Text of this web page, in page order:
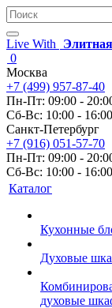
Live With
0
Москва
+7 (499) 957-87-40
Пн-Пт: 09:00 -
Сб-Вс: 10:00 - 16:00
Санкт-Петербург
+7 (916) 051-57-70
Пн-Пт: 09:00 -
Сб-Вс: 10:00 - 16:00
Каталог
Кухонные
Духовые
духовые